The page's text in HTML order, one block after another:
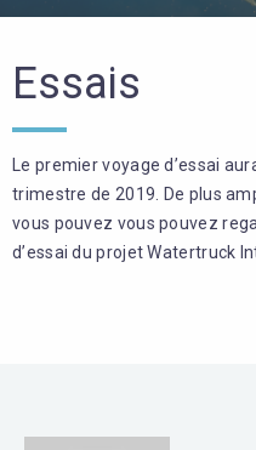
Essais
Le premier voyage d’essai
trimestre de 2019. De plus
vous pouvez vous pouvez
d’essai du projet Watertruck